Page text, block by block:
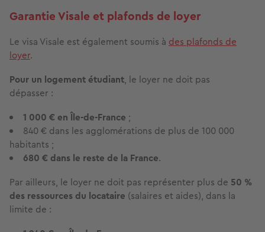
Garantie Visale et plafonds de loyer
Le visa Visale est également soumis à des plafonds de
loyer.
Pour un logement étudiant, le loyer ne doit pas
dépasser :
1 000 € en Île-de-France ;
840 € dans les agglomérations de plus de 100 000
habitants ;
680 € dans le reste de la France.
Par ailleurs, le loyer ne doit pas représenter plus de 50 %
des ressources du locataire (salaires et aides), dans la
limite de :